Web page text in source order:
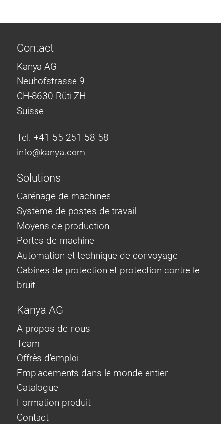
Contact
Kanya AG
Neuhofstrasse 9
CH-8630 Rüti ZH
Suisse
Tel. +41 55 251 58 58
info@kanya.com
Solutions
Carénage de machines
Système de postes de travail
Moyens de production
Portes de machine
Automation et technique de convoyage
Cabines de protection et protection contre le
bruit
Kanya AG
A propos de nous
Team
Offrès d'emploi
Emplacements dans le monde entier
Catalogue
Formation produit
Contact